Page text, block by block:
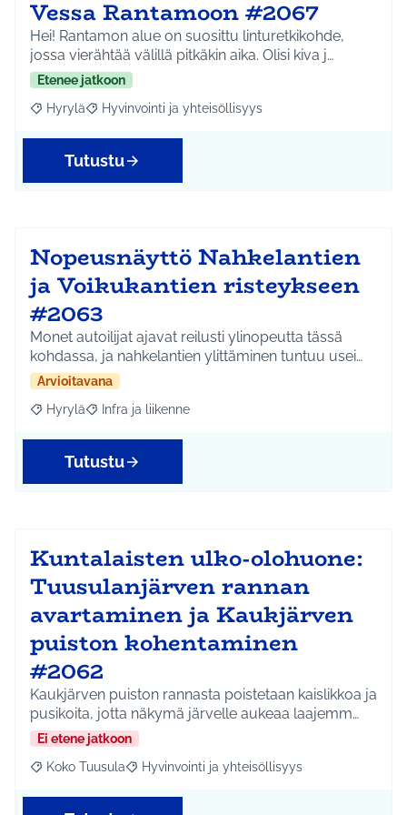
Vessa Rantamoon #2067
Hei! Rantamon alue on suosittu linturetkikohde,
jossa vierähtää välillä pitkäkin aika. Olisi kiva j…
Etenee jatkoon
Rajaa tulokset aihepiirin mukaan: Hyrylä
Hyrylä Rajaa tulokset teeman mukaan: Hyvinvointi ja
Hyvinvointi ja yhteisöllisyys
Tutustu
Nopeusnäyttö Nahkelantien
ja Voikukantien risteykseen
#2063
Monet autoilijat ajavat reilusti ylinopeutta tässä
kohdassa, ja nahkelantien ylittäminen tuntuu usei…
Arvioitavana
Rajaa tulokset aihepiirin mukaan: Hyrylä
Hyrylä Rajaa tulokset teeman mukaan: Infra ja liikenne
Infra ja liikenne
Tutustu
Kuntalaisten ulko-olohuone:
Tuusulanjärven rannan
avartaminen ja Kaukjärven
puiston kohentaminen
#2062
Kaukjärven puiston rannasta poistetaan kaislikkoa ja
pusikoita, jotta näkymä järvelle aukeaa laajemm…
Ei etene jatkoon
Rajaa tulokset aihepiirin mukaan: Koko Tuusula
Koko Tuusula Rajaa tulokset teeman mukaan: Hyvinvointi ja
Hyvinvointi ja yhteisöllisyys